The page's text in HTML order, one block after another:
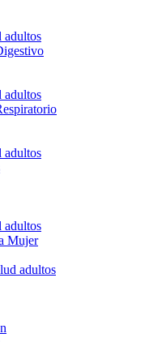
adultos
adultos
adultos
adultos
Mujer
adultos